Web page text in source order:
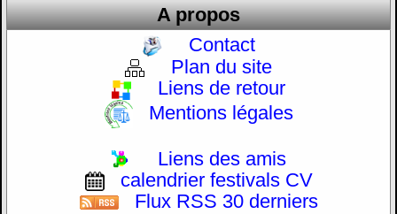
A propos
Contact
Plan du site
Liens de retour
Mentions légales
Liens des amis
calendrier festivals CV
Flux RSS 30 derniers